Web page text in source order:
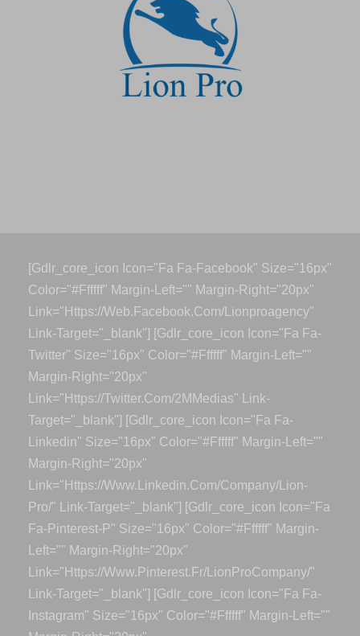
[gdlr_core_icon Icon="fa Fa-Facebook" Size="16px"
Color="#ffffff" Margin-Left="" Margin-Right="20px"
Link="https://web.facebook.com/lionproagency"
Link-Target="_blank"] [gdlr_core_icon Icon="fa Fa-
Twitter" Size="16px" Color="#ffffff" Margin-Left=""
Margin-Right="20px"
Link="https://twitter.com/2MMedias" Link-
Target="_blank"] [gdlr_core_icon Icon="fa Fa-
Linkedin" Size="16px" Color="#ffffff" Margin-Left=""
Margin-Right="20px"
Link="https://www.linkedin.com/company/lion-
Pro/" Link-Target="_blank"] [gdlr_core_icon Icon="fa
Fa-Pinterest-P" Size="16px" Color="#ffffff" Margin-
Left="" Margin-Right="20px"
Link="https://www.pinterest.fr/LionProCompany/"
Link-Target="_blank"] [gdlr_core_icon Icon="fa Fa-
Instagram" Size="16px" Color="#ffffff" Margin-Left=""